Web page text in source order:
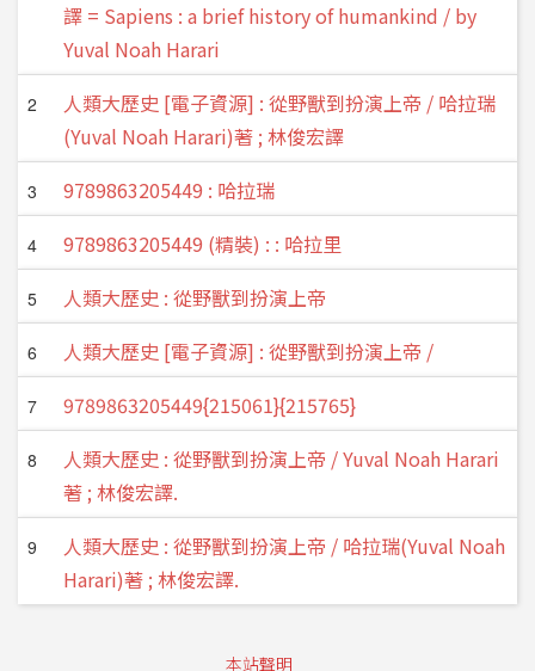
譯 = Sapiens : a brief history of humankind / by
Yuval Noah Harari
2
人類大歷史 [電子資源] : 從野獸到扮演上帝 / 哈拉瑞
(Yuval Noah Harari)著 ; 林俊宏譯
3 9789863205449 : 哈拉瑞
4 9789863205449 (精裝) : : 哈拉里
5 人類大歷史 : 從野獸到扮演上帝
6 人類大歷史 [電子資源] : 從野獸到扮演上帝 /
7 9789863205449{215061}{215765}
8
人類大歷史 : 從野獸到扮演上帝 / Yuval Noah Harari
著 ; 林俊宏譯.
9
人類大歷史 : 從野獸到扮演上帝 / 哈拉瑞(Yuval Noah
Harari)著 ; 林俊宏譯.
本站聲明